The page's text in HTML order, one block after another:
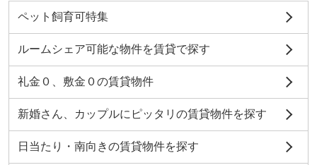
ペット飼育可特集
ルームシェア可能な物件を賃貸で探す
礼金０、敷金０の賃貸物件
新婚さん、カップルにピッタリの賃貸物件を探す
日当たり・南向きの賃貸物件を探す